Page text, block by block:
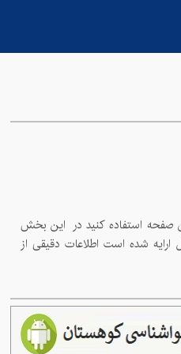
صفحه استفاده کنید در این بخش
سعی شده است اطلاعات کامل از توپوگرافی قله های کشور برای شما کوهنوردان عزیز فراهم شود شما می توانید با بررسی دقیق این نقشه ها و مسیرهای مختلف کوهستان که با دقت کامل ارایه شده است اطلاعات دقیقی از